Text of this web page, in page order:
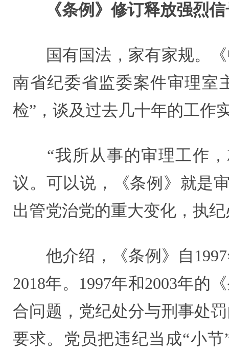
《条例》修订释放强烈
国有国法，家有家规。《
南省纪委省监委案件审理室
检”，谈及过去几十年的工作
“我所从事的审理工作，
议。可以说，《条例》就是
出管党治党的重大变化，执
他介绍，《条例》自1997
2018年。1997年和2003年的
合问题，党纪处分与刑事处
要求。党员把违纪当成“小